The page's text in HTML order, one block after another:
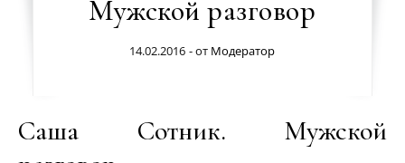
Мужской разговор
14.02.2016 - от Модератор
Саша Сотник. Мужской